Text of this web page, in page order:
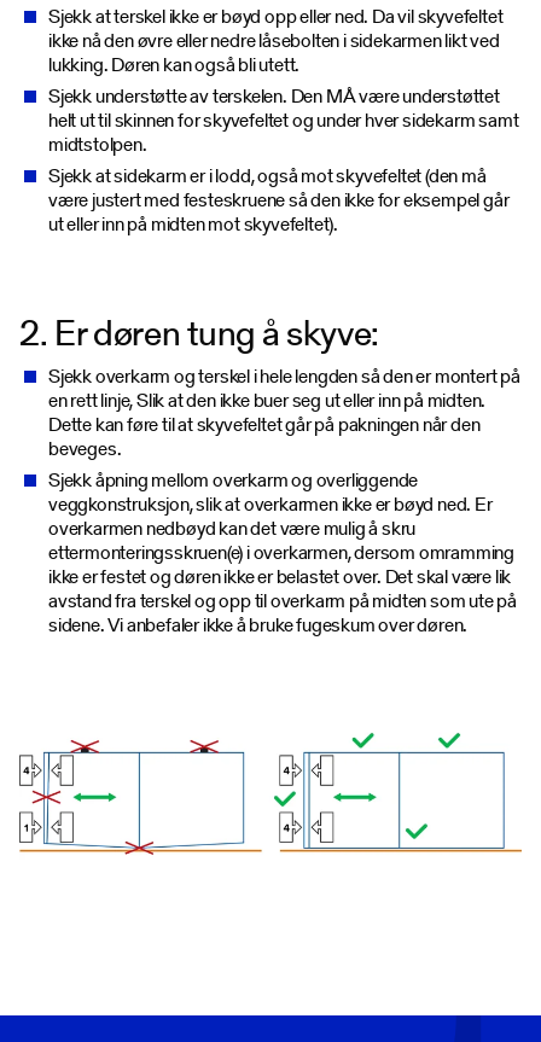
Sjekk at terskel ikke er bøyd opp eller ned. Da vil skyvefeltet
ikke nå den øvre eller nedre låsebolten i sidekarmen likt ved
lukking. Døren kan også bli utett.
Sjekk understøtte av terskelen. Den MÅ være understøttet
helt ut til skinnen for skyvefeltet og under hver sidekarm samt
midtstolpen.
Sjekk at sidekarm er i lodd, også mot skyvefeltet (den må
være justert med festeskruene så den ikke for eksempel går
ut eller inn på midten mot skyvefeltet).
2. Er døren tung å skyve:
Sjekk overkarm og terskel i hele lengden så den er montert på
en rett linje, Slik at den ikke buer seg ut eller inn på midten.
Dette kan føre til at skyvefeltet går på pakningen når den
beveges.
Sjekk åpning mellom overkarm og overliggende
veggkonstruksjon, slik at overkarmen ikke er bøyd ned. Er
overkarmen nedbøyd kan det være mulig å skru
ettermonteringsskruen(e) i overkarmen, dersom omramming
ikke er festet og døren ikke er belastet over. Det skal være lik
avstand fra terskel og opp til overkarm på midten som ute på
sidene. Vi anbefaler ikke å bruke fugeskum over døren.